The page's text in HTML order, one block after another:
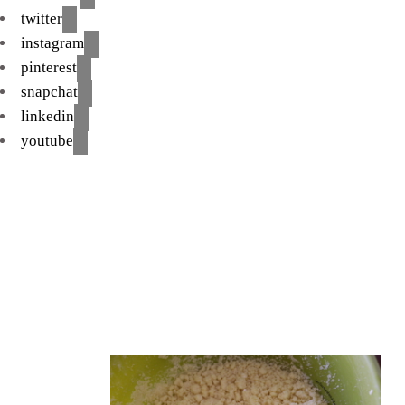
twitter
instagram
pinterest
snapchat
linkedin
youtube